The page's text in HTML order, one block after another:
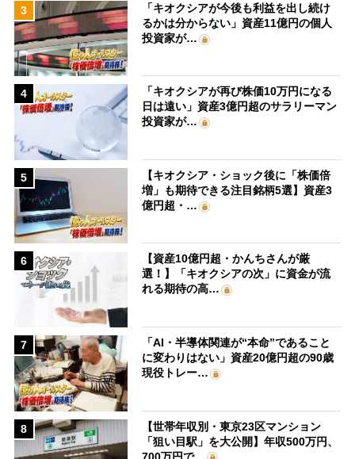
3
「キオクシアが今後も利益を出し続け
るかは分からない」資産11億円の個人
投資家が…
4
「キオクシアが再び株価10万円になる
日は遠い」資産3億円超のサラリーマン
投資家が…
5
【キオクシア・ショック後に「株価倍
増」も期待できる注目銘柄5選】資産3
億円超・…
6
【資産10億円超・かんちさんが厳
選！】「キオクシアの次」に資金が流
れる期待の高…
7
「AI・半導体関連が“本命”であること
に変わりはない」資産20億円超の90歳
現役トレー…
8
【世帯年収別・東京23区マンション
「狙い目駅」を大公開】年収500万円、
700万円で…